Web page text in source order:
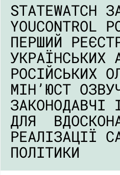
STATEWATCH
YOUCONTROL
ПЕРШИЙ
УКРАЇНСЬКИХ
РОСІЙСЬКИХ
МІН’ЮСТ
ЗАКОНОДАВЧІ
ДЛЯ
РЕАЛІЗАЦІЇ
ПОЛІТИКИ